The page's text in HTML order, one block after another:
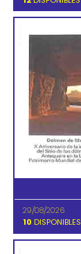
29/08/2026
10 DISPONIBLES